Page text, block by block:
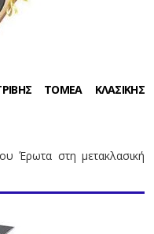
ΤΟΜΕΑ ΚΛΑΣΙΚΗΣ
Έρωτα στη μετακλασική